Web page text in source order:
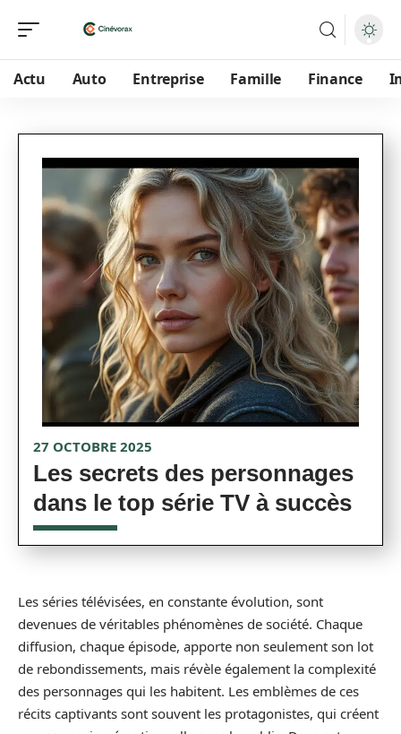
Actu Auto Entreprise Famille Finance
27 OCTOBRE 2025
Les secrets des personnages
dans le top série TV à succès
Les séries télévisées, en constante évolution, sont
devenues de véritables phénomènes de société. Chaque
diffusion, chaque épisode, apporte non seulement son lot
de rebondissements, mais révèle également la complexité
des personnages qui les habitent. Les emblèmes de ces
récits captivants sont souvent les protagonistes, qui créent